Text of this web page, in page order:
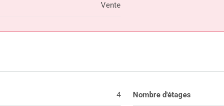
Vente
4 Nombre d'étages